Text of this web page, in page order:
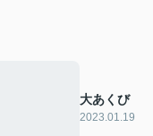
大あくび
2023.01.19